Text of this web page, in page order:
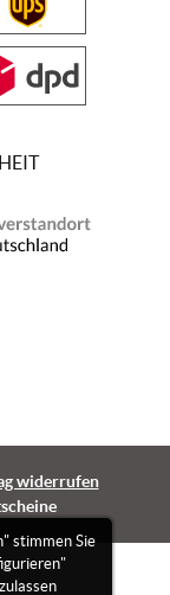
stimmen Sie
widerrufen